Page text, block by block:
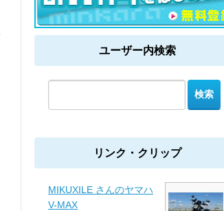
ユーザー内検索
リンク・クリップ
MIKUXILE さんのヤマハ
V-MAX